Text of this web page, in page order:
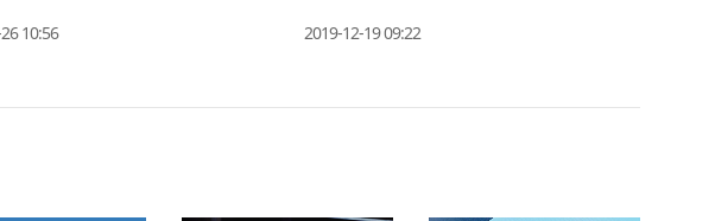
10:56 2019-12-19 09:22